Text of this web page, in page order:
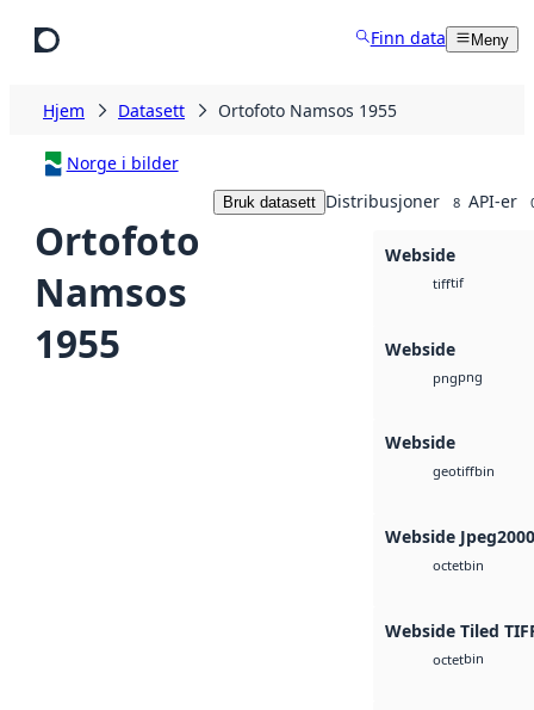
Finn data Meny
Hjem Datasett Ortofoto Namsos 1955
Norge i bilder
Ortofoto
Namsos
1955
Bruk datasett Distribusjoner 8 API-er
Webside
tifftif
Webside
pngpng
Webside
geotiffbin
Webside Jpeg2000
octetbin
Webside Tiled
octetbin